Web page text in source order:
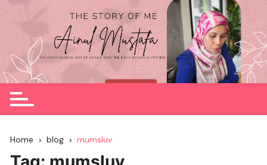
Skip
to
content
Home blog mumsluv